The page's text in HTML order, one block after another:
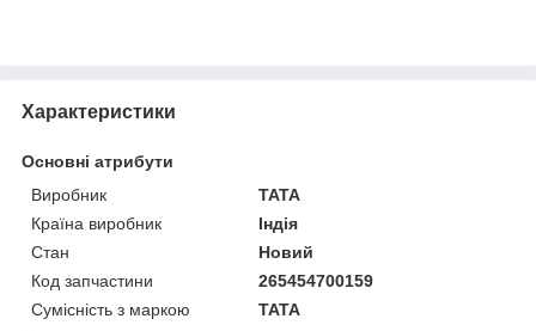
Характеристики
Основні атрибути
Виробник
TATA
Країна виробник
Індія
Стан
Новий
Код запчастини
265454700159
Сумісність з маркою
TATA